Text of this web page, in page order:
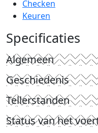
Checken
Keuren
Specificaties
Algemeen
Geschiedenis
Tellerstanden
Status van het